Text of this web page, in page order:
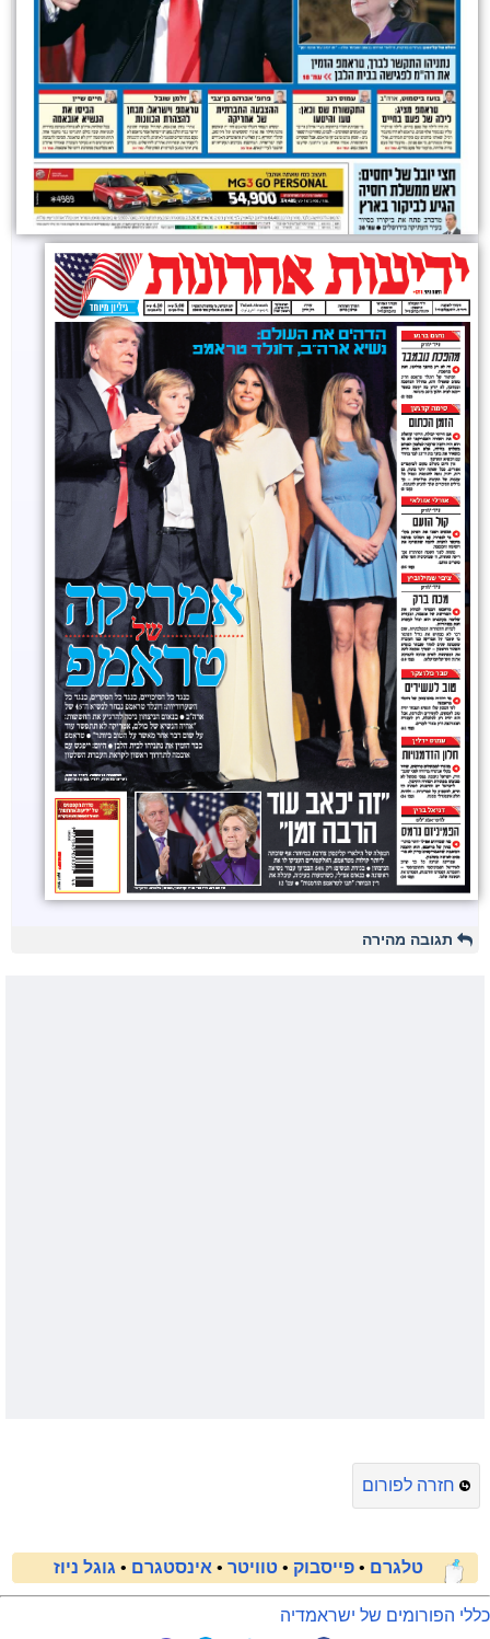
תגובה מהירה
חזרה לפורום
טלגרם • פייסבוק • טוויטר • אינסטגרם • גוגל ניוז
כללי הפורומים של ישראמדיה